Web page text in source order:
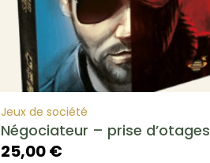
Jeux de société
Négociateur – prise d’otages
25,00€